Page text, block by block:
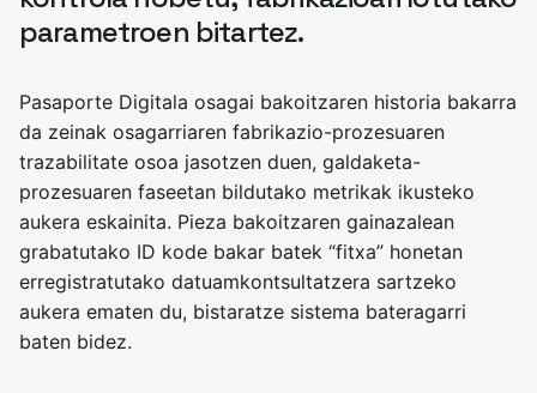
parametroen bitartez.
Pasaporte Digitala osagai bakoitzaren historia bakarra
da zeinak osagarriaren fabrikazio-prozesuaren
trazabilitate osoa jasotzen duen, galdaketa-
prozesuaren faseetan bildutako metrikak ikusteko
aukera eskainita. Pieza bakoitzaren gainazalean
grabatutako ID kode bakar batek “fitxa” honetan
erregistratutako datuamkontsultatzera sartzeko
aukera ematen du, bistaratze sistema bateragarri
baten bidez.